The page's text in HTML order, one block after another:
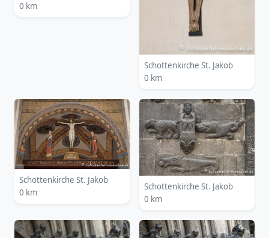
0 km
Schottenkirche St. Jakob
0 km
Schottenkirche St. Jakob
0 km
Schottenkirche St. Jakob
0 km